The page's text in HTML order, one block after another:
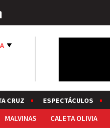
CRUZ ESPECTÁCULOS
MALVINAS CALETA OLIVIA